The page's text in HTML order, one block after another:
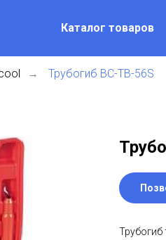
Каталог товаров
→ Трубогиб BC-TB-56S
Трубогиб